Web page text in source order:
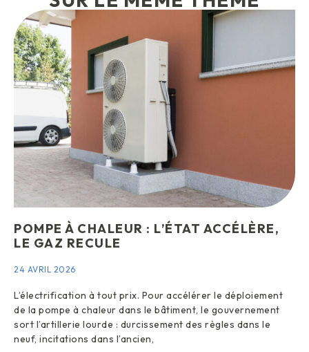
POMPE À CHALEUR : L’ÉTAT ACCÉLÈRE,
LE GAZ RECULE
24 AVRIL 2026
L’électrification à tout prix. Pour accélérer le déploiement
de la pompe à chaleur dans le bâtiment, le gouvernement
sort l’artillerie lourde : durcissement des règles dans le
neuf, incitations dans l’ancien,